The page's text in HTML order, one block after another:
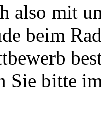
also mit
beim
Sie bitte